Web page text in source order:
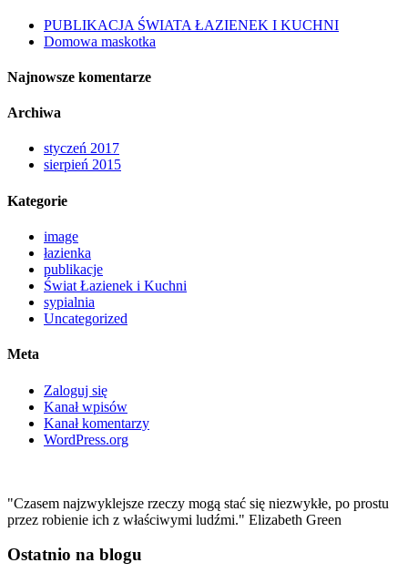
PUBLIKACJA ŚWIATA ŁAZIENEK I KUCHNI
Domowa maskotka
Najnowsze komentarze
Archiwa
styczeń 2017
sierpień 2015
Kategorie
image
łazienka
publikacje
Świat Łazienek i Kuchni
sypialnia
Uncategorized
Meta
Zaloguj się
Kanał wpisów
Kanał komentarzy
WordPress.org
"Czasem najzwyklejsze rzeczy mogą stać się niezwykłe, po prostu
przez robienie ich z właściwymi ludźmi." Elizabeth Green
Ostatnio na blogu